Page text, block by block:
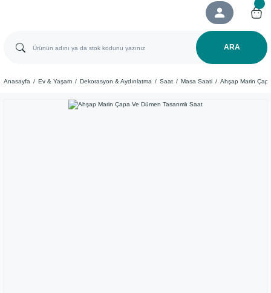
ARA
Anasayfa Ev & Yaşam Dekorasyon & Aydınlatma Saat Masa Saati Ahşap Marin